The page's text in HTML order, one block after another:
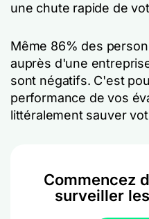
une chute rapide de
Même 86% des
auprès d'une
sont négatifs. C'est
performance de vos
littéralement sauver
Commencez
surveiller